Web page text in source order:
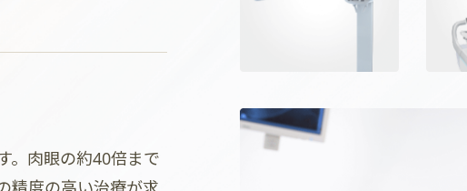
。肉眼の約40倍まで